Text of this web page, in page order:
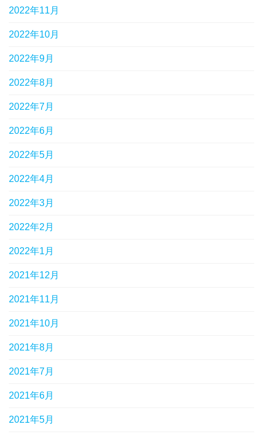
2022年11月
2022年10月
2022年9月
2022年8月
2022年7月
2022年6月
2022年5月
2022年4月
2022年3月
2022年2月
2022年1月
2021年12月
2021年11月
2021年10月
2021年8月
2021年7月
2021年6月
2021年5月